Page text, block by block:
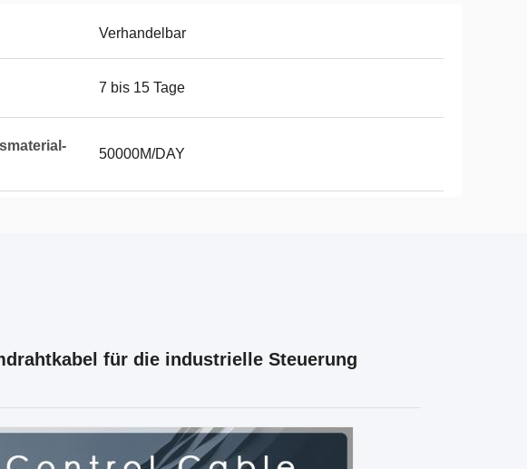
Verhandelbar
7 bis 15 Tage
50000M/DAY
für die industrielle Steuerung